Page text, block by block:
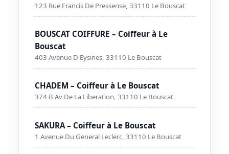
123 Rue Francis De Pressense, 33110 Le Bouscat
BOUSCAT COIFFURE – Coiffeur à Le
Bouscat
403 Avenue D'Eysines, 33110 Le Bouscat
CHADEM – Coiffeur à Le Bouscat
374 B Av De La Liberation, 33110 Le Bouscat
SAKURA – Coiffeur à Le Bouscat
1 Avenue Du General Leclerc, 33110 Le Bouscat